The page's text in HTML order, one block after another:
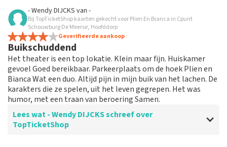
Beoordeling van - Jelly Schröder over
Prima hoe het geregeld was na de
afgelasting van de winter.
- Wendy DIJCKS van -
Bij TopTicketShop kaarten gekocht voor Plien En Bianca in Cpunt
Schouwburg De Meerse, Hoofddorp
Geverifieerde aankoop
Buikschuddend
Het theater is een top lokatie. Klein maar fijn. Huiskamer
gevoel Goed bereikbaar. Parkeerplaats om de hoek Plien en
Bianca Wat een duo. Altijd pijn in mijn buik van het lachen. De
karakters die ze spelen, uit het leven gegrepen. Het was
humor, met een traan van beroering Samen.
Lees wat - Wendy DIJCKS schreef over
TopTicketShop